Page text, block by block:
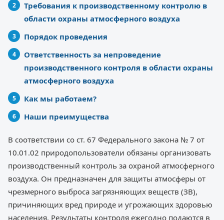
Требования к производственному контролю в
области охраны атмосферного воздуха
Порядок проведения
Ответственность за непроведение
производственного контроля в области охраны
атмосферного воздуха
Как мы работаем?
Наши преимущества
В соответствии со ст. 67 Федерального закона № 7 от
10.01.02 природопользователи обязаны организовать
производственный контроль за охраной атмосферного
воздуха. Он предназначен для защиты атмосферы от
чрезмерного выброса загрязняющих веществ (ЗВ),
причиняющих вред природе и угрожающих здоровью
населения. Результаты контроля ежегодно подаются в